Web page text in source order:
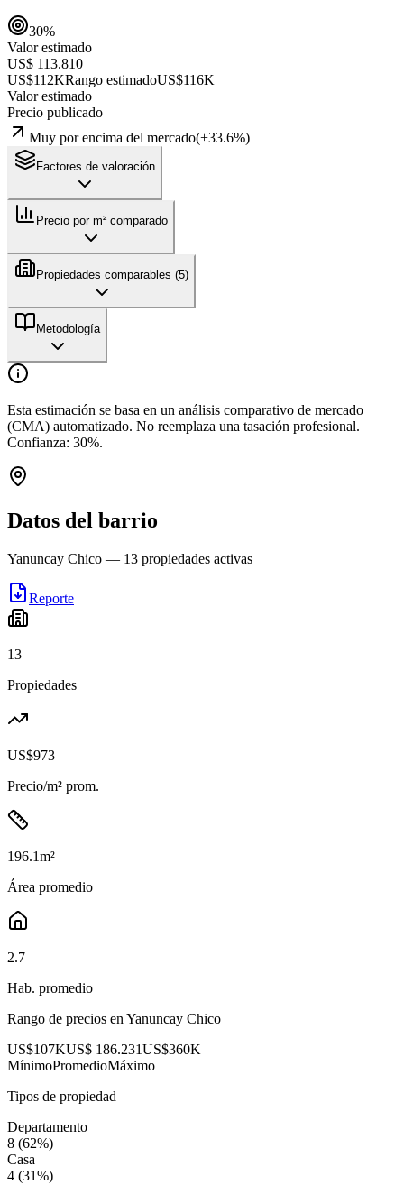
30%
Valor estimado
US$ 113.810
US$112KRango estimadoUS$116K
Valor estimado
Precio publicado
Muy por encima del mercado(+33.6%)
Factores de valoración
Precio por m² comparado
Propiedades comparables (5)
Metodología
Esta estimación se basa en un análisis comparativo de mercado
(CMA) automatizado. No reemplaza una tasación profesional.
Confianza: 30%.
Datos del barrio
Yanuncay Chico — 13 propiedades activas
Reporte
13
Propiedades
US$973
Precio/m² prom.
196.1m²
Área promedio
2.7
Hab. promedio
Rango de precios en Yanuncay Chico
US$107KUS$ 186.231US$360K
MínimoPromedioMáximo
Tipos de propiedad
Departamento
8 (62%)
Casa
4 (31%)